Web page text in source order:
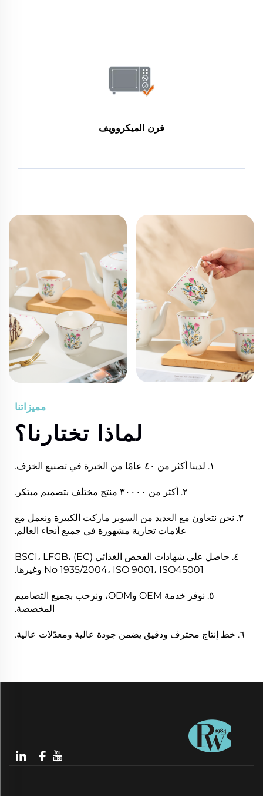
فرن الميكروويف
مميزاتنا
لماذا تختارنا؟
١. لدينا أكثر من ٤٠ عامًا من الخبرة في تصنيع الخزف.
٢. أكثر من ٣٠٠٠٠ منتج مختلف بتصميم مبتكر.
٣. نحن نتعاون مع العديد من السوبر ماركت الكبيرة ونعمل مع
علامات تجارية مشهورة في جميع أنحاء العالم.
٤. حاصل على شهادات الفحص الغذائي BSCI، LFGB، (EC)
No 1935/2004، ISO 9001، ISO45001 وغيرها.
٥. نوفر خدمة OEM وODM، ونرحب بجميع التصاميم
المخصصة.
٦. خط إنتاج محترف ودقيق يضمن جودة عالية ومعدّلات عالية.